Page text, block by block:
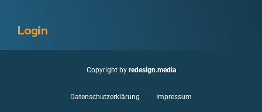
Login
Copyright by redesign.media
Datenschutzerklärung Impressum